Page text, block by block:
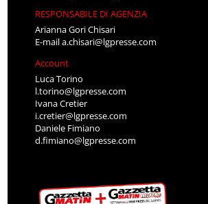
RESPONSABILE DI AGENZIA
Arianna Gori Chisari
E-maila.chisari@lgpresse.com
Account
Luca Torino
l.torino@lgpresse.com
Ivana Cretier
i.cretier@lgpresse.com
Daniele Fimiano
d.fimiano@lgpresse.com